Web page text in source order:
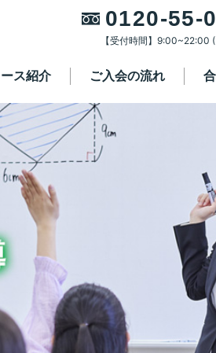
0120-55-
【受付時間】9:00~22:00
ス紹介 ご入会の流れ